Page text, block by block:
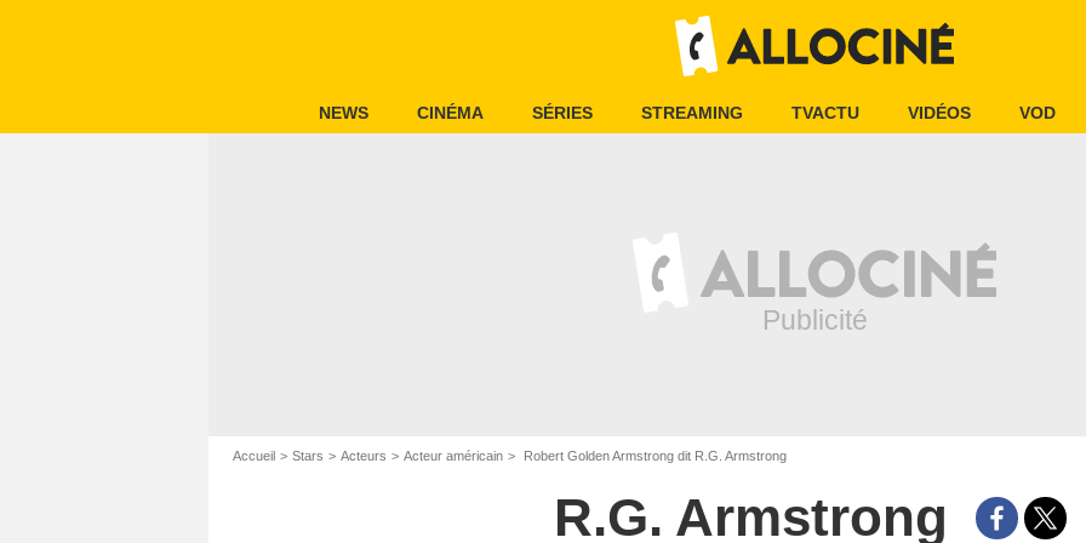
NEWS CINÉMA SÉRIES STREAMING TVACTU VIDÉOS VOD
Accueil Stars Acteurs Acteur américain Robert Golden Armstrong dit R.G. Armstrong
R.G. Armstrong